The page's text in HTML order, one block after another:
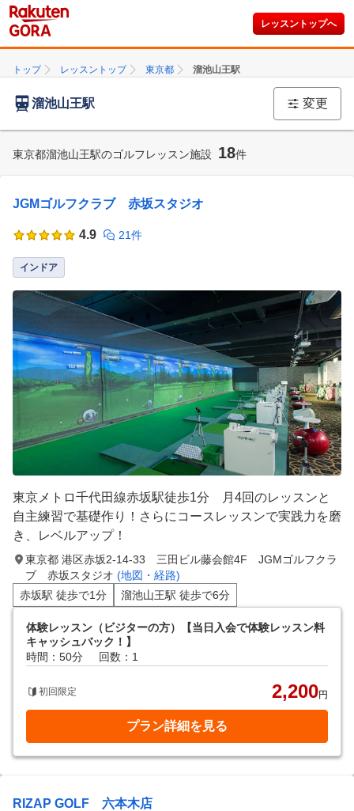
レッスントップへ
トップ レッスントップ 東京都 溜池山王駅
溜池山王駅 変更
東京都溜池山王駅のゴルフレッスン施設 18件
JGMゴルフクラブ 赤坂スタジオ
4.9 21件
インドア
東京メトロ千代田線赤坂駅徒歩1分 月4回のレッスンと
自主練習で基礎作り！さらにコースレッスンで実践力を磨
き、レベルアップ！
東京都 港区赤坂2-14-33 三田ビル藤会館4F JGMゴルフクラ
ブ 赤坂スタジオ (地図・経路)
赤坂駅 徒歩で1分
溜池山王駅 徒歩で6分
体験レッスン（ビジターの方）【当日入会で体験レッスン料
キャッシュバック！】
時間：50分
回数：1
初回限定 2,200円
プラン詳細を見る
RIZAP GOLF 六本木店